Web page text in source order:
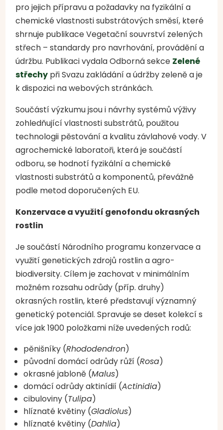
pro jejich přípravu a požadavky na fyzikální a
chemické vlastnosti substrátových směsí, které
shrnuje publikace Vegetační souvrství zelených
střech – standardy pro navrhování, provádění a
údržbu. Publikaci vydala Odborná sekce Zelené
střechy při Svazu zakládání a údržby zeleně a je
k dispozici na webových stránkách.
Součástí výzkumu jsou i návrhy systémů výživy
zohledňující vlastnosti substrátů, použitou
technologii pěstování a kvalitu závlahové vody. V
agrochemické laboratoři, která je součástí
odboru, se hodnotí fyzikální a chemické
vlastnosti substrátů a komponentů, převážně
podle metod doporučených EU.
Konzervace a využití genofondu okrasných
rostlin
Je součástí Národního programu konzervace a
využití genetických zdrojů rostlin a agro-
biodiversity. Cílem je zachovat v minimálním
možném rozsahu odrůdy (příp. druhy)
okrasných rostlin, které představují významný
genetický potenciál. Spravuje se deset kolekcí s
více jak 1900 položkami níže uvedených rodů:
pěnišníky (Rhododendron)
původní domácí odrůdy růží (Rosa)
okrasné jabloně (Malus)
domácí odrůdy aktinídií (Actinidia)
cibuloviny (Tulipa)
hlíznaté květiny (Gladiolus)
hlíznaté květiny (Dahlia)